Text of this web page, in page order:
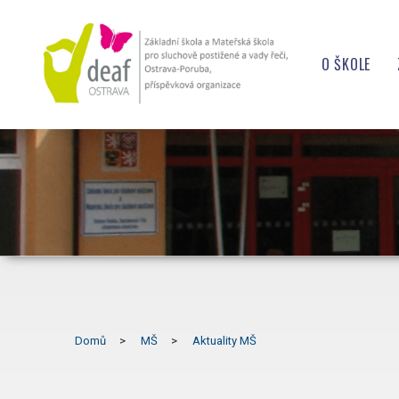
O ŠKOLE
Domů MŠ Aktuality MŠ